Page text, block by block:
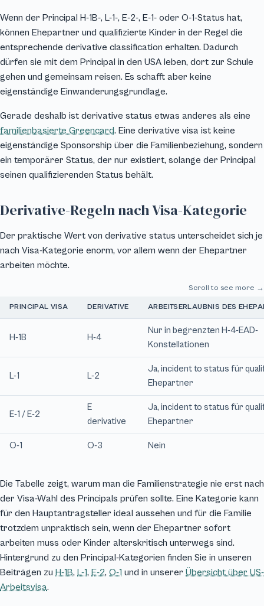
Wenn der Principal H-1B-, L-1-, E-2-, E-1- oder O-1-Status hat,
können Ehepartner und qualifizierte Kinder in der Regel die
entsprechende derivative classification erhalten. Dadurch
dürfen sie mit dem Principal in den USA leben, dort zur Schule
gehen und gemeinsam reisen. Es schafft aber keine
eigenständige Einwanderungsgrundlage.
Gerade deshalb ist derivative status etwas anderes als eine
familienbasierte Greencard. Eine derivative visa ist keine
eigenständige Sponsorship über die Familienbeziehung, sondern
ein temporärer Status, der nur existiert, solange der Principal
seinen qualifizierenden Status behält.
Derivative-Regeln nach Visa-Kategorie
Der praktische Wert von derivative status unterscheidet sich je
nach Visa-Kategorie enorm, vor allem wenn der Ehepartner
arbeiten möchte.
Scroll to see more →
PRINCIPAL VISA DERIVATIVE ARBEITSERLAUBNIS DES
H-1B H-4
Nur in begrenzten H-4-EAD-
Konstellationen
L-1 L-2
Ja, incident to status für
Ehepartner
E-1 / E-2
E
derivative
Ja, incident to status für
Ehepartner
O-1 O-3 Nein
Die Tabelle zeigt, warum man die Familienstrategie nie erst nach
der Visa-Wahl des Principals prüfen sollte. Eine Kategorie kann
für den Hauptantragsteller ideal aussehen und für die Familie
trotzdem unpraktisch sein, wenn der Ehepartner sofort
arbeiten muss oder Kinder alterskritisch unterwegs sind.
Hintergrund zu den Principal-Kategorien finden Sie in unseren
Beiträgen zu H-1B, L-1, E-2, O-1 und in unserer Übersicht über US-
Arbeitsvisa.